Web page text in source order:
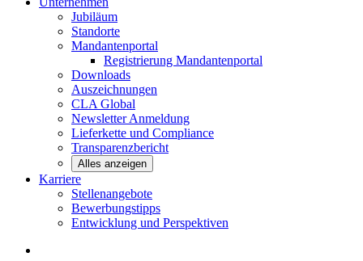
Jubiläum
Standorte
Mandantenportal
Registrierung Mandantenportal
Downloads
Auszeichnungen
CLA Global
NewsletterAnmeldung
Lieferkette und Compliance
Transparenzbericht
Alles anzeigen
Karriere
Stellenangebote
Bewerbungstipps
Entwicklung und Perspektiven